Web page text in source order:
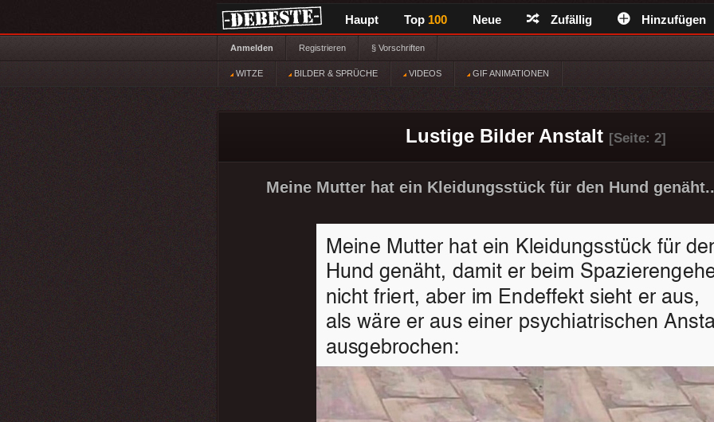
Haupt Top 100 Neue Zufällig Hinzufügen
Anmelden Registrieren § Vorschriften
WITZE BILDER & SPRÜCHE VIDEOS GIF ANIMATIONEN
Lustige Bilder Anstalt [Seite: 2]
Meine Mutter hat ein Kleidungsstück für den Hund genäht..